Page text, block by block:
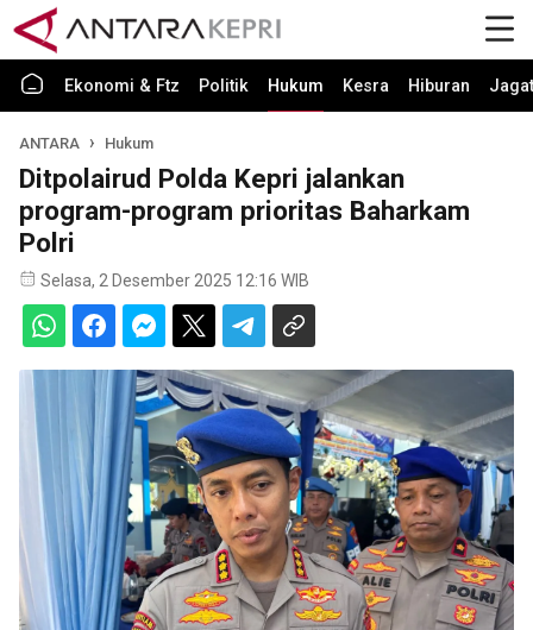
Ekonomi & Ftz Politik Hukum Kesra Hiburan Jagat
ANTARA Hukum
Ditpolairud Polda Kepri jalankan
program-program prioritas Baharkam
Polri
Selasa, 2 Desember 2025 12:16 WIB